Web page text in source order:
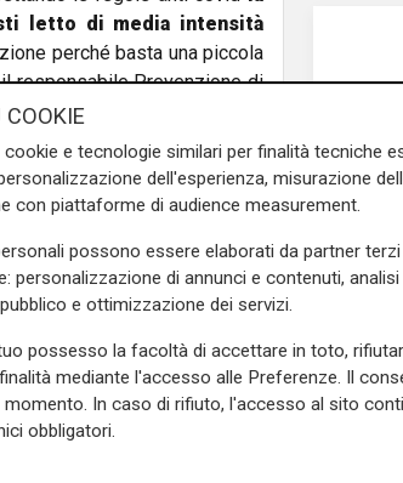
letto di media intensità
perché basta una piccola
responsabile Prevenzione di
coronavirus. "Un aumento
di 150 malati in media
dell'Rt determinerebbero una
sulla Liguria seguiteci sul
COOKIE
e tecnologie similari per finalità tecniche
dell'esperienza, misurazione
con piattaforme di audience measurement.
possono essere elaborati da partner
personalizzazione di annunci e contenuti,
e ottimizzazione dei servizi.
possesso la facoltà di accettare in toto,
mediante l'accesso alle Preferenze. Il
momento. In caso di rifiuto, l'accesso al sito
obbligatori.